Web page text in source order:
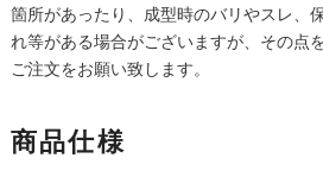
箇所があったり、成型時のバリやスレ、
れ等がある場合がございますが、その点
ご注文をお願い致します。
商品仕様